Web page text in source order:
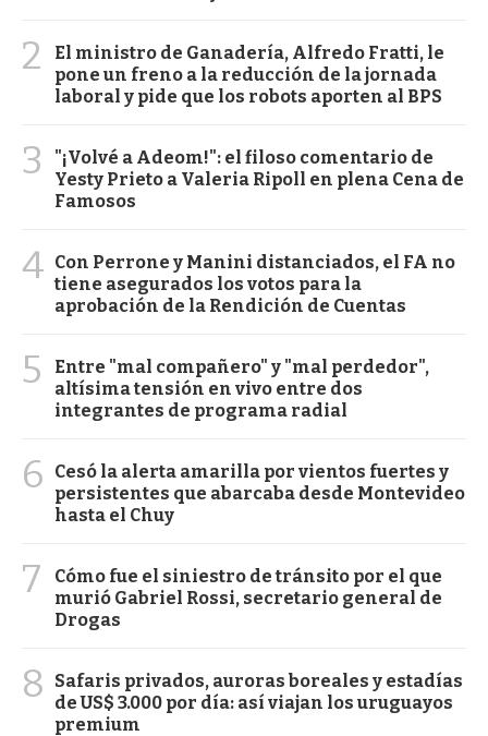
2
El ministro de Ganadería, Alfredo Fratti, le
pone un freno a la reducción de la jornada
laboral y pide que los robots aporten al BPS
3
"¡Volvé a Adeom!": el filoso comentario de
Yesty Prieto a Valeria Ripoll en plena Cena de
Famosos
4 Con Perrone y Manini distanciados, el FA no
tiene asegurados los votos para la
aprobación de la Rendición de Cuentas
5
Entre "mal compañero" y "mal perdedor",
altísima tensión en vivo entre dos
integrantes de programa radial
6
Cesó la alerta amarilla por vientos fuertes y
persistentes que abarcaba desde Montevideo
hasta el Chuy
7
Cómo fue el siniestro de tránsito por el que
murió Gabriel Rossi, secretario general de
Drogas
8
Safaris privados, auroras boreales y estadías
de US$ 3.000 por día: así viajan los uruguayos
premium